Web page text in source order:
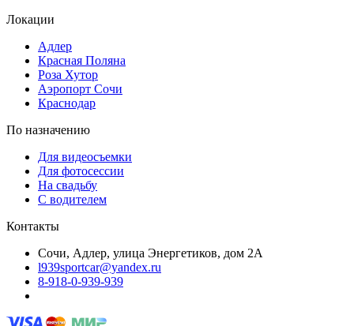
Локации
Адлер
Красная Поляна
Роза Хутор
Аэропорт Сочи
Краснодар
По назначению
Для видеосъемки
Для фотосессии
На свадьбу
С водителем
Контакты
Сочи, Адлер, улица Энергетиков, дом 2А
l939sportcar@yandex.ru
8-918-0-939-939